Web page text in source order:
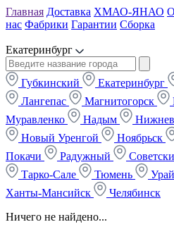
Главная Доставка ХМАО-ЯНАО
нас Фабрики Гарантии Сборка
Екатеринбург
Губкинский Екатеринбург
Лангепас
Магнитогорск
Муравленко
Надым
Новый Уренгой
Ноябрьск
Покачи
Радужный
Тарко-Сале
Тюмень Урай
Ханты-Мансийск
Челябинск
Ничего не найдено...